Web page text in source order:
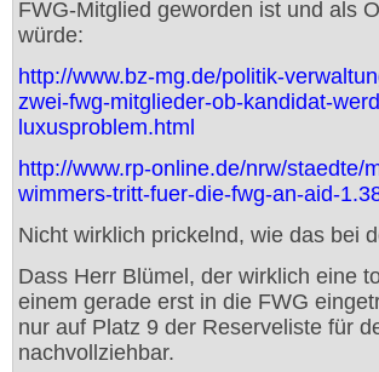
FWG-Mitglied geworden ist und als
würde:
http://www.bz-mg.de/politik-
zwei-fwg-mitglieder-ob-kandidat-
luxusproblem.html
http://www.rp-online.de/nrw/staedte/
wimmers-tritt-fuer-die-fwg-an-aid-
Nicht wirklich prickelnd, wie das bei
Dass Herr Blümel, der wirklich eine
einem gerade erst in die FWG
nur auf Platz 9 der Reserveliste für
nachvollziehbar.